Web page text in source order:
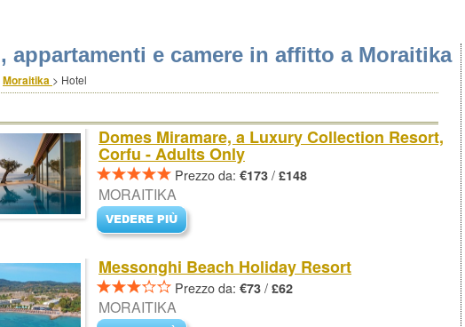
appartamenti e camere in affitto a Moraitika
Moraitika > Hotel
Domes Miramare, a Luxury Collection Resort,
Corfu - Adults Only
Prezzo da: €173 / £148
MORAITIKA
Messonghi Beach Holiday Resort
Prezzo da: €73 / £62
MORAITIKA